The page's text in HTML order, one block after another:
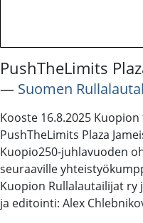
PushTheLimits
― Suomen
Kooste 16.8.2025
PushTheLimits Plaza
Kuopio250-juhlavuoden
seuraaville
Kuopion Rullalautailijat ry
ja editointi: Alex